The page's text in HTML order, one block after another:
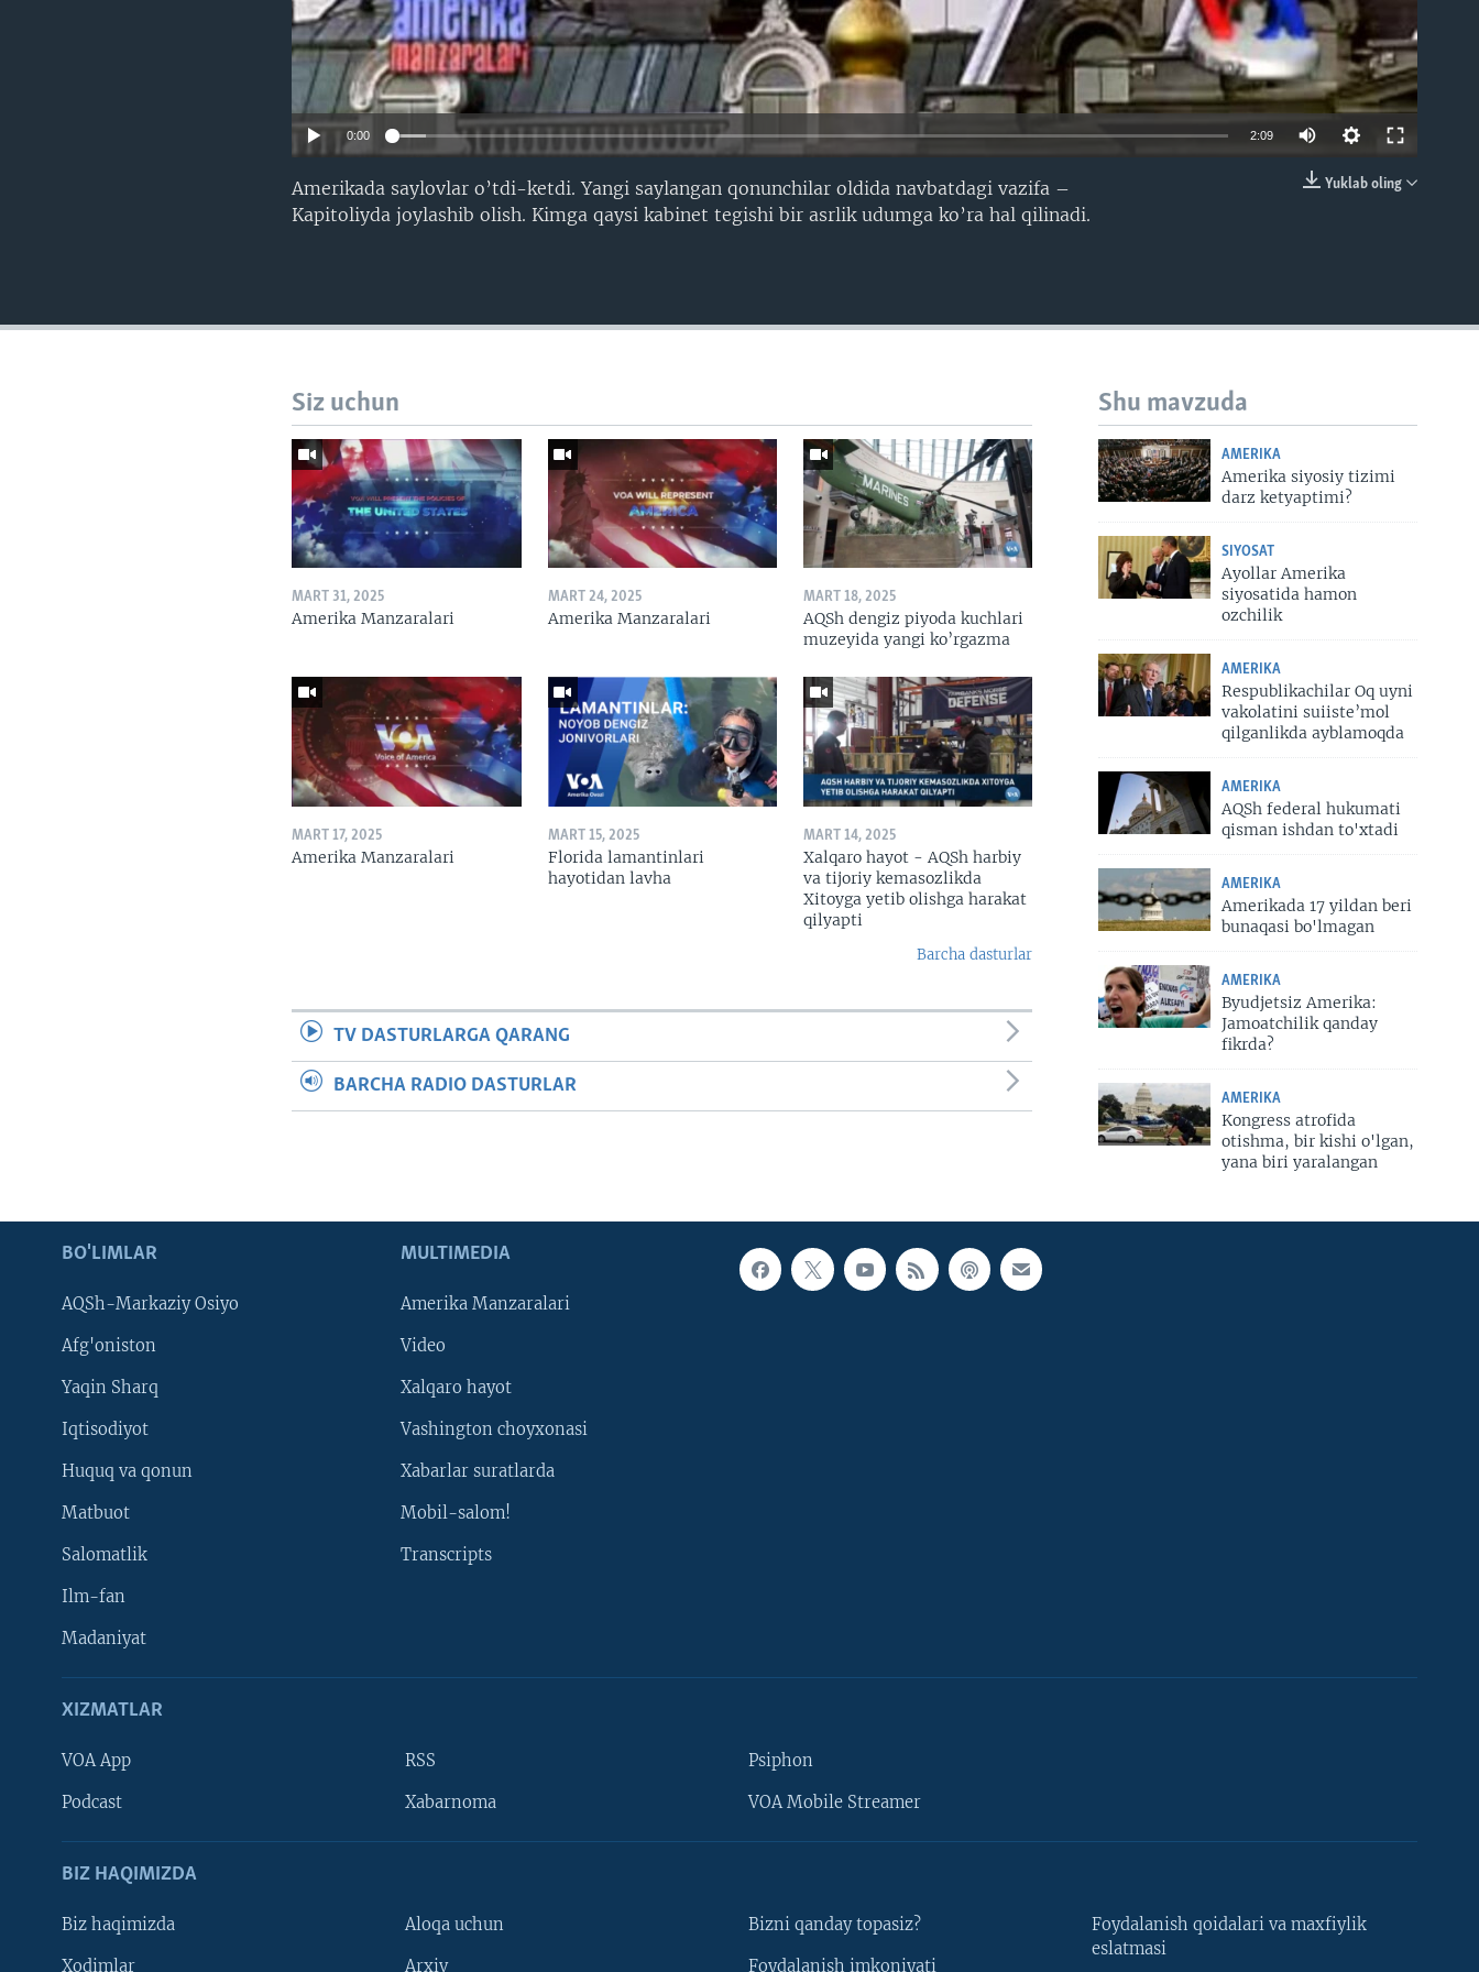
0:00 2:09
Yuklab oling
Amerikada saylovlar o’tdi-ketdi. Yangi saylangan qonunchilar oldida navbatdagi vazifa –
Kapitoliyda joylashib olish. Kimga qaysi kabinet tegishi bir asrlik udumga ko’ra hal qilinadi.
Shu mavzuda
AMERIKA
Amerika siyosiy tizimi
darz ketyaptimi?
SIYOSAT
Ayollar Amerika
siyosatida hamon
ozchilik
AMERIKA
Respublikachilar Oq uyni
vakolatini suiiste’mol
qilganlikda ayblamoqda
AMERIKA
AQSh federal hukumati
qisman ishdan to'xtadi
AMERIKA
Amerikada 17 yildan beri
bunaqasi bo'lmagan
AMERIKA
Byudjetsiz Amerika:
Jamoatchilik qanday
fikrda?
AMERIKA
Kongress atrofida
otishma, bir kishi o'lgan,
yana biri yaralangan
Siz uchun
MART 31, 2025
Amerika Manzaralari
MART 24, 2025
Amerika Manzaralari
MART 18, 2025
AQSh dengiz piyoda kuchlari
muzeyida yangi ko’rgazma
MART 17, 2025
Amerika Manzaralari
MART 15, 2025
Florida lamantinlari
hayotidan lavha
MART 14, 2025
Xalqaro hayot - AQSh harbiy
va tijoriy kemasozlikda
Xitoyga yetib olishga harakat
qilyapti
Barcha dasturlar
TV DASTURLARGA QARANG
BARCHA RADIO DASTURLAR
BO'LIMLAR
AQSh-Markaziy Osiyo
Afg'oniston
Yaqin Sharq
Iqtisodiyot
Huquq va qonun
Matbuot
Salomatlik
Ilm-fan
Madaniyat
MULTIMEDIA
Amerika Manzaralari
Video
Xalqaro hayot
Vashington choyxonasi
Xabarlar suratlarda
Mobil-salom!
Transcripts
XIZMATLAR
VOA App
Podcast
RSS
Xabarnoma
Psiphon
VOA Mobile Streamer
BIZ HAQIMIZDA
Biz haqimizda
Xodimlar
Aloqa uchun
Arxiv
Bizni qanday topasiz?
Foydalanish imkoniyati
Foydalanish qoidalari va maxfiylik
eslatmasi